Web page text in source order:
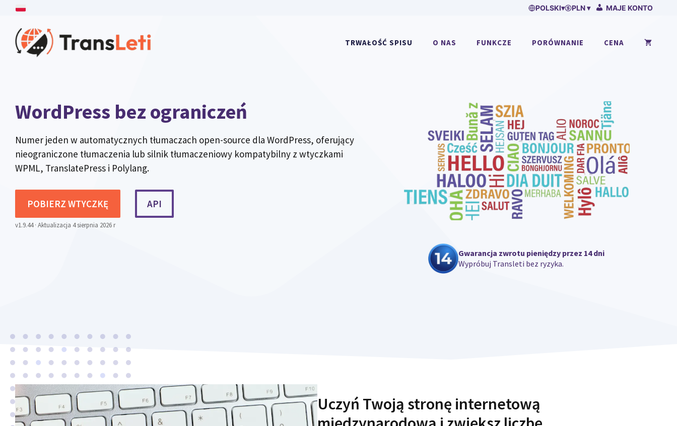
Przejdź
treści
POLSKI▾ PLN ▾ MAJE KONTO
TRWAŁOŚĆ SPISU O NAS FUNKCZE PORÓWNANIE CENA
WordPress bez ograniczeń
Numer jeden w automatycznych tłumaczach open-source dla WordPress, oferujący
nieograniczone tłumaczenia lub silnik tłumaczeniowy kompatybilny z wtyczkami
WPML, TranslatePress i Polylang.
POBIERZ WTYCZKĘ
v1.9.44 · Aktualizacja 4 sierpnia 2026 r
API
Gwarancja zwrotu pieniędzy przez 14 dni
Wypróbuj Transleti bez ryzyka.
Uczyń Twoją stronę internetową